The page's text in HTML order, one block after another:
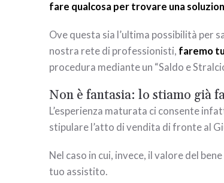
fare qualcosa per trovare una
Ove questa sia l’ultima possibilità per
nostra rete di professionisti, faremo
procedura mediante un “Saldo e
Non è fantasia: lo stiamo già
L’esperienza maturata ci consente
stipulare l’atto di vendita di fronte al
Nel caso in cui, invece, il valore del
tuo assistito.